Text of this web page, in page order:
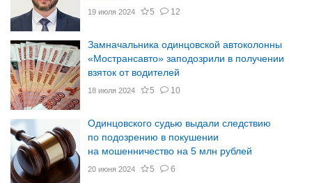
19 июля 2024 5 12
Замначальника одинцовской автоколонны
«Мострансавто» заподозрили в получении
взяток от водителей
18 июля 2024 5 10
Одинцовского судью выдали следствию
по подозрению в покушении
на мошенничество на 5 млн рублей
20 июня 2024 5 6